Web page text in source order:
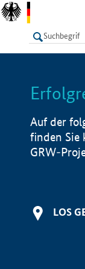
LISTE
Auf der
finden Sie
GRW-
LOS